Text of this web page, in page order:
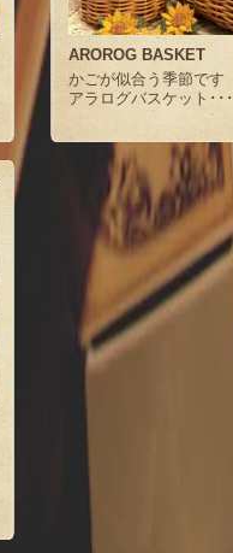
AROROG BASKET
かごが似合う季節で
アラログバスケット･･･